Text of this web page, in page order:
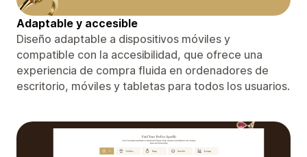
Adaptable y accesible
Diseño adaptable a dispositivos móviles y
compatible con la accesibilidad, que ofrece una
experiencia de compra fluida en ordenadores de
escritorio, móviles y tabletas para todos los usuarios.